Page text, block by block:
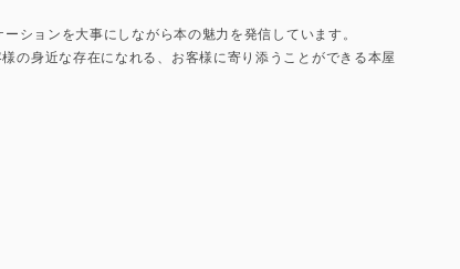
ションを大事にしながら本の魅力を発信しています。
の身近な存在になれる、お客様に寄り添うことができる本屋